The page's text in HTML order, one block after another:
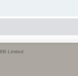
Limited